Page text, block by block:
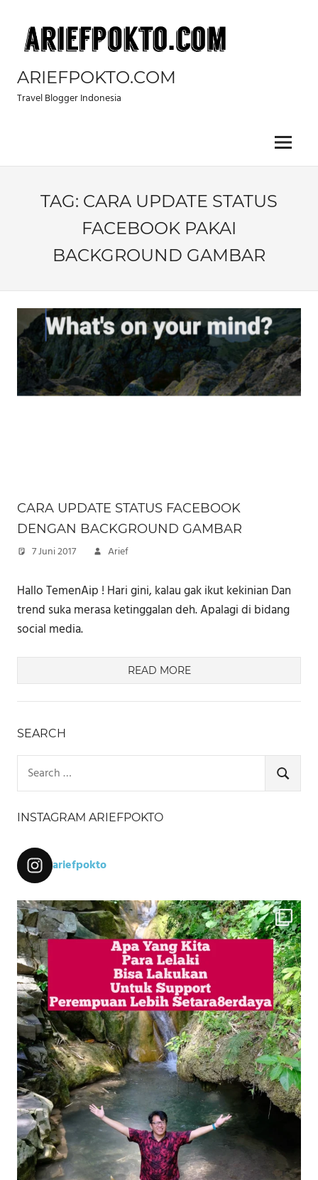
content
ARIEFPOKTO.COM
Travel Blogger Indonesia
Menu
TAG: CARA UPDATE STATUS
FACEBOOK PAKAI
BACKGROUND GAMBAR
CARA UPDATE STATUS FACEBOOK
DENGAN BACKGROUND GAMBAR
7 Juni 2017 Arief
Hallo TemenAip ! Hari gini, kalau gak ikut kekinian Dan
trend suka merasa ketinggalan deh. Apalagi di bidang
social media.
READ MORE
SEARCH
for:
SEARCH
INSTAGRAM ARIEFPOKTO
ariefpokto